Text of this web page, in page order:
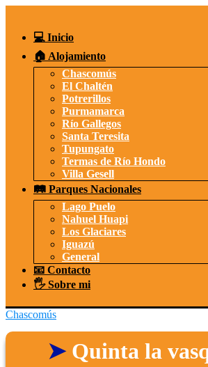
contenido💻 Inicio
🏠 Alojamiento
Chascomús
El Chaltén
Potrerillos
Purmamarca
Río Gallegos
Santa Teresita
Tupungato
Termas de Río Hondo
Villa Gesell
🛤️ Parques Nacionales
Lago Puelo
Nahuel Huapi
Los Glaciares
Iguazú
General
📧 Contacto
🖐️ Sobre mi
Chascomús
Quinta la